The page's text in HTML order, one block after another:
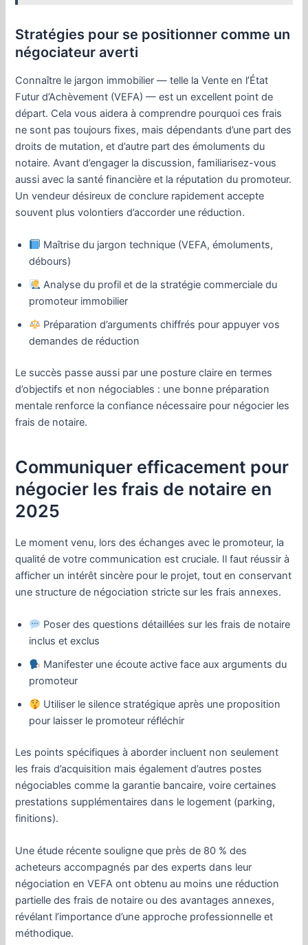
Stratégies pour se positionner comme un
négociateur averti
Connaître le jargon immobilier — telle la Vente en l’État
Futur d’Achèvement (VEFA) — est un excellent point de
départ. Cela vous aidera à comprendre pourquoi ces frais
ne sont pas toujours fixes, mais dépendants d’une part des
droits de mutation, et d’autre part des émoluments du
notaire. Avant d’engager la discussion, familiarisez-vous
aussi avec la santé financière et la réputation du promoteur.
Un vendeur désireux de conclure rapidement accepte
souvent plus volontiers d’accorder une réduction.
Maîtrise du jargon technique (VEFA, émoluments,
débours)
Analyse du profil et de la stratégie commerciale du
promoteur immobilier
Préparation d’arguments chiffrés pour appuyer vos
demandes de réduction
Le succès passe aussi par une posture claire en termes
d’objectifs et non négociables : une bonne préparation
mentale renforce la confiance nécessaire pour négocier les
frais de notaire.
Communiquer efficacement pour
négocier les frais de notaire en
2025
Le moment venu, lors des échanges avec le promoteur, la
qualité de votre communication est cruciale. Il faut réussir à
afficher un intérêt sincère pour le projet, tout en conservant
une structure de négociation stricte sur les frais annexes.
Poser des questions détaillées sur les frais de notaire
inclus et exclus
Manifester une écoute active face aux arguments du
promoteur
Utiliser le silence stratégique après une proposition
pour laisser le promoteur réfléchir
Les points spécifiques à aborder incluent non seulement
les frais d’acquisition mais également d’autres postes
négociables comme la garantie bancaire, voire certaines
prestations supplémentaires dans le logement (parking,
finitions).
Une étude récente souligne que près de 80 % des
acheteurs accompagnés par des experts dans leur
négociation en VEFA ont obtenu au moins une réduction
partielle des frais de notaire ou des avantages annexes,
révélant l’importance d’une approche professionnelle et
méthodique.